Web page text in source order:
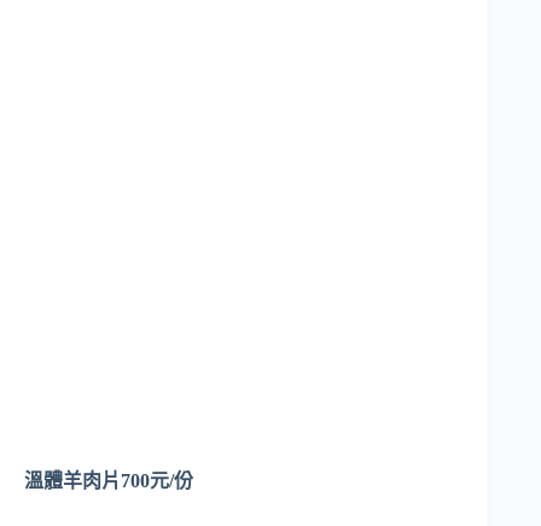
溫體羊肉片700元/份